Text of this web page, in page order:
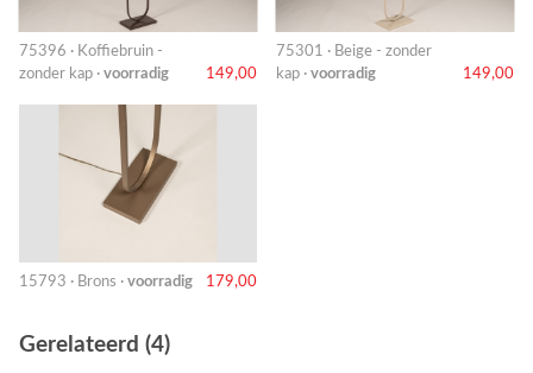
75396 · Koffiebruin -
zonder kap · voorradig 149,00
75301 · Beige - zonder
kap · voorradig 149,00
15793 · Brons · voorradig 179,00
Gerelateerd (4)